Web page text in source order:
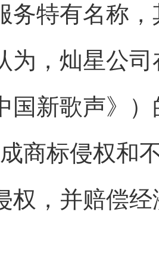
务特有名称
为，灿星公
国新歌声》
商标侵权和
权，并赔偿